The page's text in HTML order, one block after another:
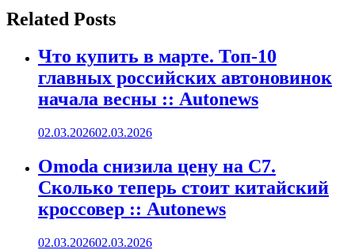
Related Posts
Что купить в марте. Топ-10
главных российских автоновинок
начала весны :: Autonews
02.03.202602.03.2026
Omoda снизила цену на C7.
Сколько теперь стоит китайский
кроссовер :: Autonews
02.03.202602.03.2026